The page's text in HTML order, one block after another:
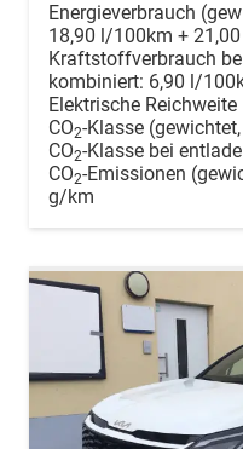
Energieverbrauch
18,90 l/100km +
Kraftstoffverbrauch
kombiniert: 6,90 l/
Elektrische Reichweite
CO2-Klasse
CO2-Klasse bei
CO2-Emissionen
g/km